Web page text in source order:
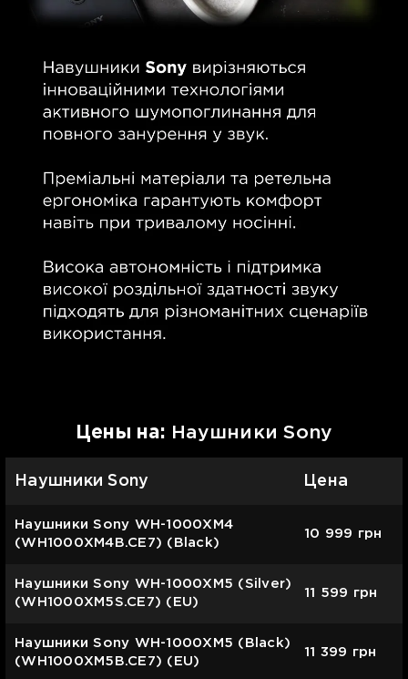
Цены на: Наушники Sony
Наушники Sony Цена
Наушники Sony WH-1000XM4
(WH1000XM4B.CE7) (Black)
10 999 грн
Наушники Sony WH-1000XM5 (Silver)
(WH1000XM5S.CE7) (EU)
11 599 грн
Наушники Sony WH-1000XM5 (Black)
(WH1000XM5B.CE7) (EU)
11 399 грн